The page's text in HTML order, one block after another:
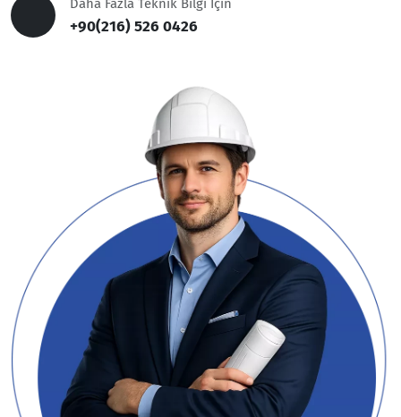
Daha Fazla Teknik Bilgi İçin
+90(216) 526 0426